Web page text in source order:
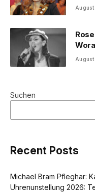
Suchen
Recent Posts
Michael Bram Pfleghar:
Uhrenunstellung 2026: